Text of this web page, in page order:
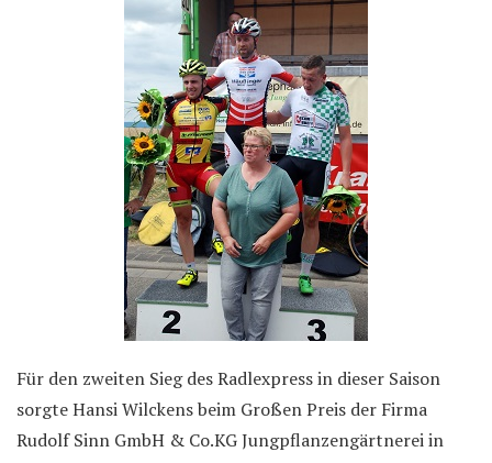
Für den zweiten Sieg des Radlexpress in dieser Saison
sorgte Hansi Wilckens beim Großen Preis der Firma
Rudolf Sinn GmbH & Co.KG Jungpflanzengärtnerei in